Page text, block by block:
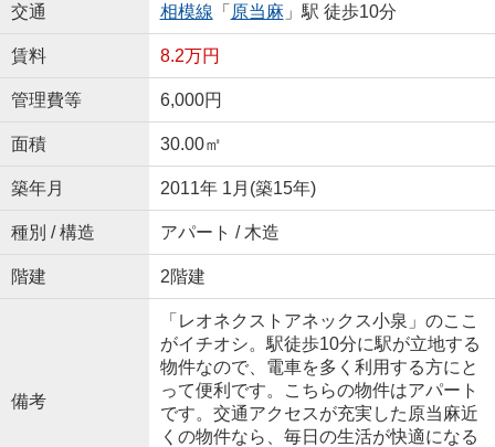
交通 相模線 「 原当麻」駅 徒歩10分
賃料 8.2万円
管理費等 6,000円
面積 30.00㎡
築年月 2011年 1月(築15年)
種別 / 構造 アパート / 木造
階建 2階建
備考
「レオネクストアネックス小泉」のここ
がイチオシ。駅徒歩10分に駅が立地する
物件なので、電車を多く利用する方にと
って便利です。こちらの物件はアパート
です。交通アクセスが充実した原当麻近
くの物件なら、毎日の生活が快適になる